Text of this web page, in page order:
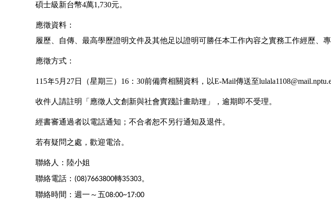
碩士級新台幣4萬1,730元。
應徵資料：
履歷、自傳、最高學歷證明文件及其他足以證明可勝任本工作內容之實務工作經歷、
應徵方式：
115年5月27日（星期三）16：30前備齊相關資料，以E-Mail傳送至
收件人請註明「應徵人文創新與社會實踐計畫助理」，逾期即不受理。
經書審通過者以電話通知；不合者恕不另行通知及退件。
若有疑問之處，歡迎電洽。
聯絡人：陸小姐
聯絡電話： (08)7663800轉35303。
聯絡時間：週一～五08:00~17:00